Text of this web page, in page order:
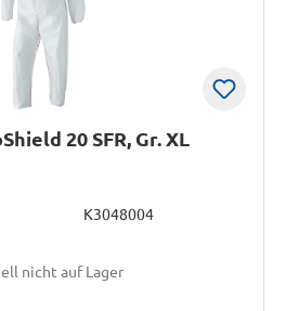
20 SFR, Gr. XL
K3048004
nicht auf Lager